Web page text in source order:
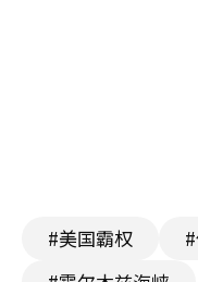
#美国霸权